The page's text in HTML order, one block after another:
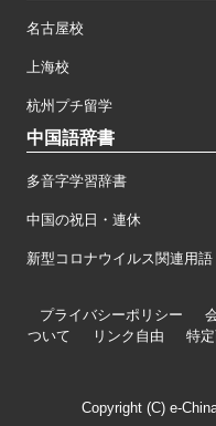
名古屋校
上海校
杭州プチ留学
中国語辞書
多音字学習辞書
中国の祝日・連休
新型コロナウイルス関連用語
プライバシーポリシー
ついて
リンク自由 特
Copyright (C) e-